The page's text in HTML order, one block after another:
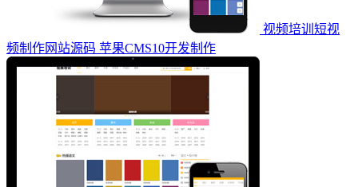
视频培训短视
频制作网站源码 苹果CMS10开发制作